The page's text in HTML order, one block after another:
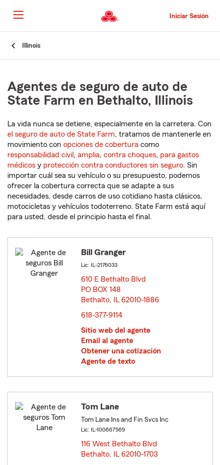
al
contenido
principal
Iniciar Sesión
Illinois
Agentes de seguro de auto de
State Farm en Bethalto, Illinois
La vida nunca se detiene, especialmente en la carretera. Con
el seguro de auto de State Farm, tratamos de mantenerle en
movimiento con opciones de cobertura como
responsabilidad civil , amplia, contra choques, para gastos
médicos y protección contra conductores sin seguro. Sin
importar cuál sea su vehículo o su presupuesto, podemos
ofrecer la cobertura correcta que se adapte a sus
necesidades, desde carros de uso cotidiano hasta clásicos,
motocicletas y vehículos todoterreno. State Farm está aquí
para usted, desde el principio hasta el final.
Bill Granger
Lic: IL-2176033
610 E Bethalto Blvd
PO BOX 148
Bethalto, IL 62010-1886
618-377-9114
Sitio web del agente
Email al agente
Obtener una cotización
Agente de texto
Tom Lane
Tom Lane Ins and Fin Svcs Inc
Lic: IL-100667569
116 West Bethalto Blvd
Bethalto, IL 62010-1703